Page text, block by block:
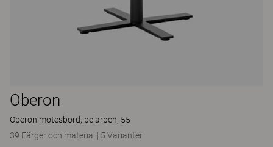
Oberon
Oberon mötesbord, pelarben, 55
39 Färger och material | 5 Varianter